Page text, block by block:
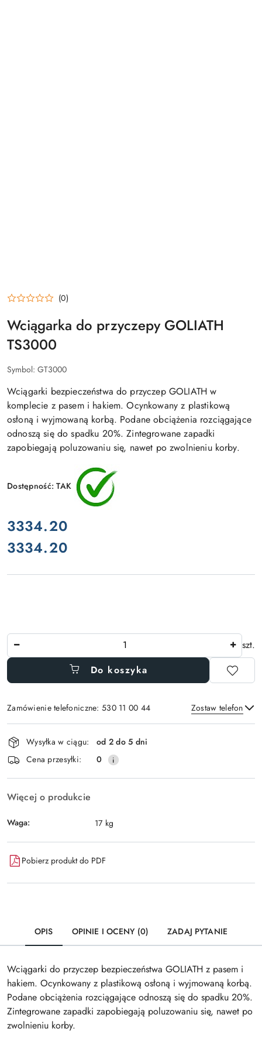
(0)
Wciągarka do przyczepy GOLIATH
TS3000
Symbol: GT3000
Wciągarki bezpieczeństwa do przyczep GOLIATH w
komplecie z pasem i hakiem. Ocynkowany z plastikową
osłoną i wyjmowaną korbą. Podane obciążenia rozciągające
odnoszą się do spadku 20%. Zintegrowane zapadki
zapobiegają poluzowaniu się, nawet po zwolnieniu korby.
Dostępność:TAK
cena:
3334.20
Cena:
3334.20
Ilość
szt.
Do koszyka
Zamówienie telefoniczne: 530 11 00 44 Zostaw telefon
Wyślij
Dostępność
i
dostawa
Wysyłka w ciągu:
od 2 do 5 dni
Cena przesyłki:
0
Więcej o produkcie
Waga: 17 kg
Pobierz produkt do PDF
OPIS OPINIE I OCENY (0) ZADAJ PYTANIE
Wciągarki do przyczep bezpieczeństwa GOLIATH z pasem i
hakiem. Ocynkowany z plastikową osłoną i wyjmowaną korbą.
Podane obciążenia rozciągające odnoszą się do spadku 20%.
Zintegrowane zapadki zapobiegają poluzowaniu się, nawet po
zwolnieniu korby.